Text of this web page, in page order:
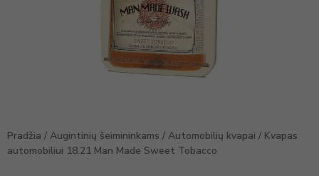
Pradžia / Augintinių šeimininkams / Automobilių kvapai / Kvapas
automobiliui 18.21 Man Made Sweet Tobacco